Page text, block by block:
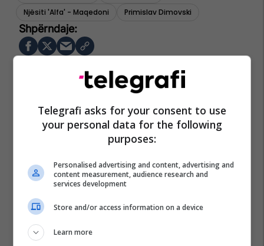
Njësiti 'alfa' - Maqedoni
Primislav Dimovski
Telegrafi asks for your consent to use
your personal data for the following
purposes:
Personalised advertising and content, advertising and
content measurement, audience research and
services development
Store and/or access information on a device
Learn more